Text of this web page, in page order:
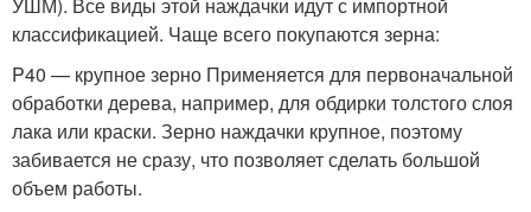
классификацией. Чаще всего покупаются зерна:
P40 — крупное зерно Применяется для первоначальной
обработки дерева, например, для обдирки толстого слоя
лака или краски. Зерно наждачки крупное, поэтому
забивается не сразу, что позволяет сделать большой
объем работы.